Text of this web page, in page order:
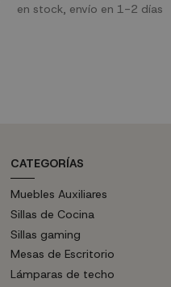
color blanco, ideal para cocinas
en stock, envío en 1-2 días
CATEGORÍAS
Muebles Auxiliares
Sillas de Cocina
Sillas gaming
Mesas de Escritorio
Lámparas de techo